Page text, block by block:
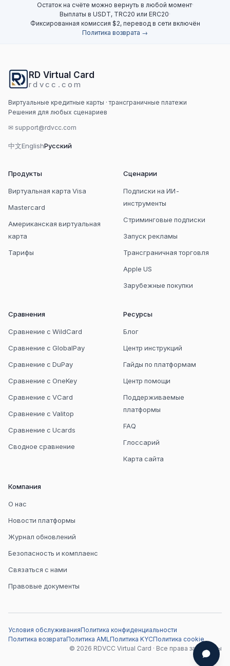
Остаток на счёте можно вернуть в любой момент·
Выплаты в USDT, TRC20 или ERC20·
Фиксированная комиссия $2, перевод в сети включён
Политика возврата →
RD Virtual Card
rdvcc.com
Виртуальные кредитные карты · трансграничные платежи
Решения для любых сценариев
✉ support@rdvcc.com
中文EnglishРусский
Продукты
Виртуальная карта Visa
Mastercard
Американская виртуальная
карта
Тарифы
Сценарии
Подписки на ИИ-
инструменты
Стриминговые подписки
Запуск рекламы
Трансграничная торговля
Apple US
Зарубежные покупки
Сравнения
Сравнение с WildCard
Сравнение с GlobalPay
Сравнение с DuPay
Сравнение с OneKey
Сравнение с VCard
Сравнение с Valitop
Сравнение с Ucards
Сводное сравнение
Ресурсы
Блог
Центр инструкций
Гайды по платформам
Центр помощи
Поддерживаемые
платформы
FAQ
Глоссарий
Карта сайта
Компания
О нас
Новости платформы
Журнал обновлений
Безопасность и комплаенс
Связаться с нами
Правовые документы
Условия обслуживанияПолитика конфиденциальности
Политика возвратаПолитика AMLПолитика KYCПолитика cookie
© 2026 RDVCC Virtual Card · Все права защищены